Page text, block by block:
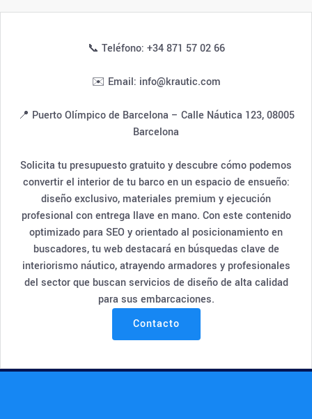
📞 Teléfono: +34 871 57 02 66
✉️ Email: info@krautic.com
📍 Puerto Olímpico de Barcelona – Calle Náutica 123, 08005
Barcelona
Solicita tu presupuesto gratuito y descubre cómo podemos
convertir el interior de tu barco en un espacio de ensueño:
diseño exclusivo, materiales premium y ejecución
profesional con entrega llave en mano. Con este contenido
optimizado para SEO y orientado al posicionamiento en
buscadores, tu web destacará en búsquedas clave de
interiorismo náutico, atrayendo armadores y profesionales
del sector que buscan servicios de diseño de alta calidad
para sus embarcaciones.
Contacto